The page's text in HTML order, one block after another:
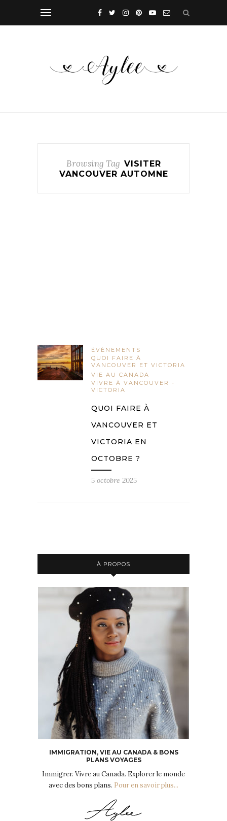
Browsing Tag VISITER
VANCOUVER AUTOMNE
ÉVÈNEMENTS
QUOI FAIRE À
VANCOUVER ET VICTORIA
VIE AU CANADA
VIVRE À VANCOUVER -
VICTORIA
QUOI FAIRE À
VANCOUVER ET
VICTORIA EN
OCTOBRE ?
5 octobre 2025
À PROPOS
IMMIGRATION, VIE AU CANADA & BONS
PLANS VOYAGES
Immigrer. Vivre au Canada. Explorer le monde
avec des bons plans. Pour en savoir plus...